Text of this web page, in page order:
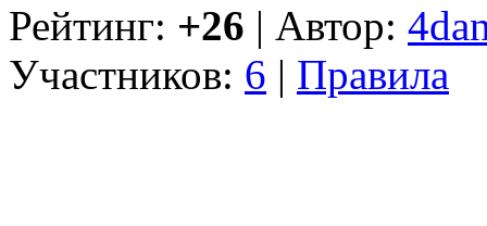
Рейтинг: +26 | Автор:
Участников: 6 | Правила